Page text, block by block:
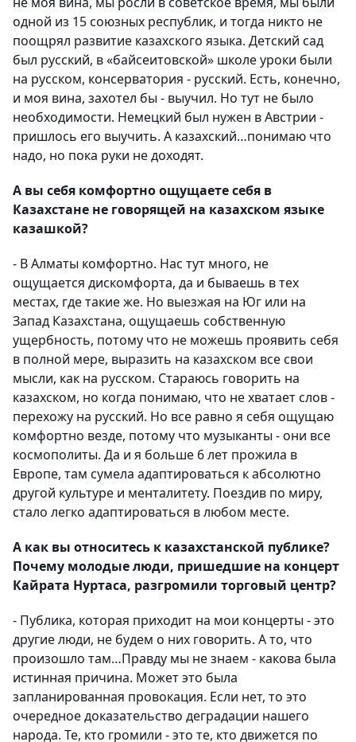
одной из 15 союзных республик, и тогда никто не
поощрял развитие казахского языка. Детский сад
был русский, в «байсеитовской» школе уроки были
на русском, консерватория - русский. Есть, конечно,
и моя вина, захотел бы - выучил. Но тут не было
необходимости. Немецкий был нужен в Австрии -
пришлось его выучить. А казахский…понимаю что
надо, но пока руки не доходят.
А вы себя комфортно ощущаете себя в
Казахстане не говорящей на казахском языке
казашкой?
- В Алматы комфортно. Нас тут много, не
ощущается дискомфорта, да и бываешь в тех
местах, где такие же. Но выезжая на Юг или на
Запад Казахстана, ощущаешь собственную
ущербность, потому что не можешь проявить себя
в полной мере, выразить на казахском все свои
мысли, как на русском. Стараюсь говорить на
казахском, но когда понимаю, что не хватает слов -
перехожу на русский. Но все равно я себя ощущаю
комфортно везде, потому что музыканты - они все
космополиты. Да и я больше 6 лет прожила в
Европе, там сумела адаптироваться к абсолютно
другой культуре и менталитету. Поездив по миру,
стало легко адаптироваться в любом месте.
А как вы относитесь к казахстанской публике?
Почему молодые люди, пришедшие на концерт
Кайрата Нуртаса, разгромили торговый центр?
- Публика, которая приходит на мои концерты - это
другие люди, не будем о них говорить. А то, что
произошло там…Правду мы не знаем - какова была
истинная причина. Может это была
запланированная провокация. Если нет, то это
очередное доказательство деградации нашего
народа. Те, кто громили - это те, кто движется по